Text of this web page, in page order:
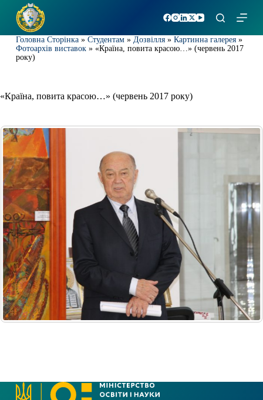
П
й
о
і
с
у
Головна Сторінка» Студентам» Дозвілля» Картинна галерея»
Фотоархів виставок» «Країна, повита красою…» (червень 2017
року)
«Країна, повита красою…» (червень 2017 року)